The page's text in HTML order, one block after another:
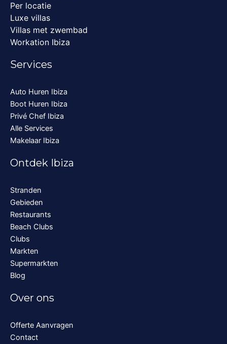
Per locatie
Luxe villas
Villas met zwembad
Workation Ibiza
Services
Auto Huren Ibiza
Boot Huren Ibiza
Privé Chef Ibiza
Alle Services
Makelaar Ibiza
Ontdek Ibiza
Stranden
Gebieden
Restaurants
Beach Clubs
Clubs
Markten
Supermarkten
Blog
Over ons
Offerte Aanvragen
Contact